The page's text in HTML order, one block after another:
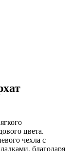
цвета.
чехла с
благодаря